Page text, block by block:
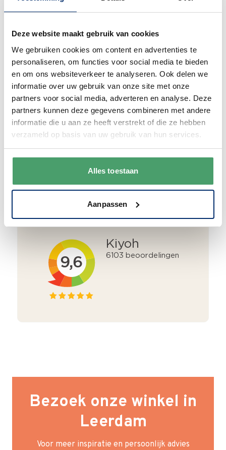
Deze website maakt gebruik van cookies
We gebruiken cookies om content en advertenties te
personaliseren, om functies voor social media te bieden
en om ons websiteverkeer te analyseren. Ook delen we
informatie over uw gebruik van onze site met onze
partners voor social media, adverteren en analyse. Deze
partners kunnen deze gegevens combineren met andere
informatie die u aan ze heeft verstrekt of die ze hebben
verzameld op basis van uw gebruik van hun services.
Alles toestaan
Aanpassen
Duurzaam
We verpakken onze producten zorgvuldig
en duurzaam met hergebruikt karton en
papier.Vanaf € 55,-wordt jouw bestelling
ook nog eens helemaalgratis verzonden.
Goede waardering
We krijgen een goede waardering van Onze
klanten. 9+ gemiddeld.
Bezoek onze winkel in
Leerdam
Voor meer inspiratie en persoonlijk advies